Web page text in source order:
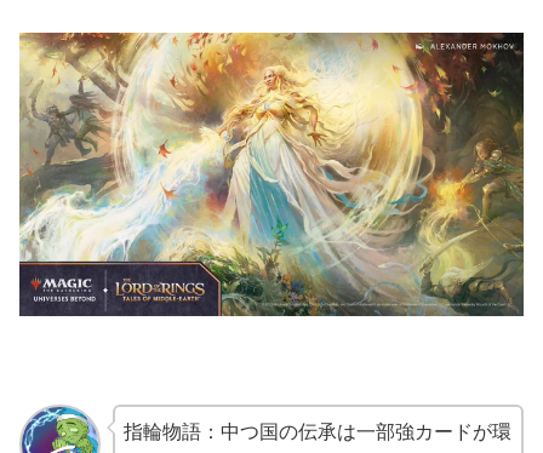
指輪物語：中つ国の伝承は一部強カードが環